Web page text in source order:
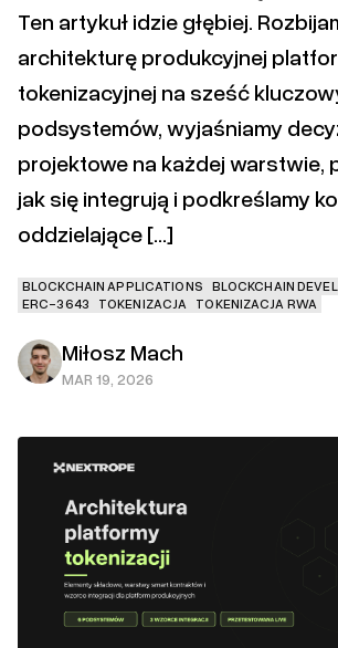
Ten artykuł idzie głębiej.
architekturę produkcyjnej
tokenizacyjnej na sześć
podsystemów, wyjaśniamy
projektowe na każdej warstwie,
jak się integrują i podkreślamy
oddzielające […]
Miłosz Mach
MAR 19, 2026
BLOCKCHAIN APPLICATIONS BLOCKCHAIN
ERC-3643
TOKENIZACJA TOKENIZACJA RWA